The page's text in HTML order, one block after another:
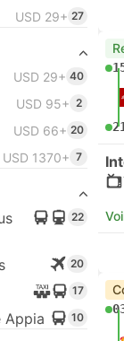
USD 29+ 27
USD 29+ 40
USD 95+ 2
USD 66+ 20
USD 1370+ 7
22
20
17
Appia 10